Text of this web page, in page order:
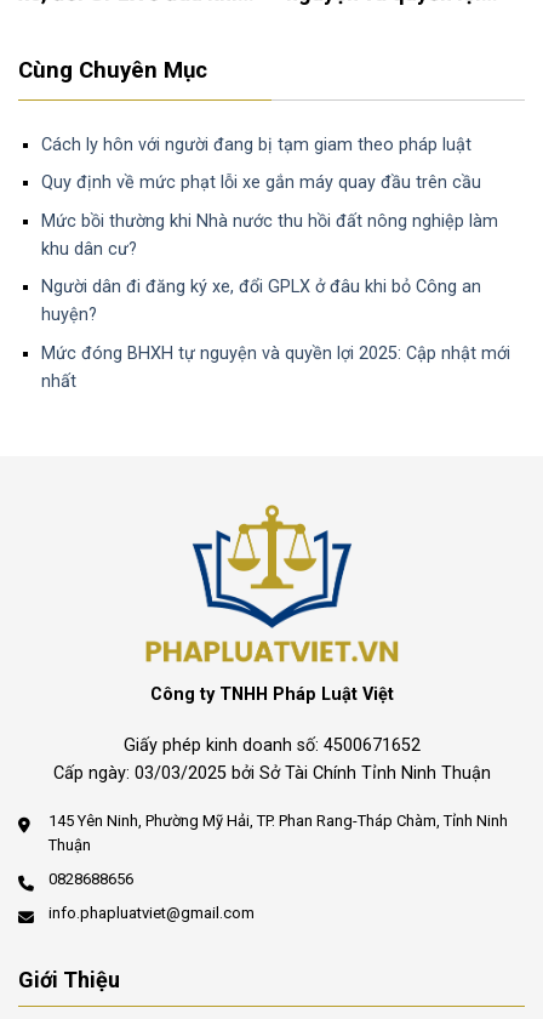
gì?
Cùng Chuyên Mục
Cách ly hôn với người đang bị tạm giam theo pháp luật
Quy định về mức phạt lỗi xe gắn máy quay đầu trên cầu
Mức bồi thường khi Nhà nước thu hồi đất nông nghiệp làm
khu dân cư?
Người dân đi đăng ký xe, đổi GPLX ở đâu khi bỏ Công an
huyện?
Mức đóng BHXH tự nguyện và quyền lợi 2025: Cập nhật mới
nhất
Công ty TNHH Pháp Luật Việt
Giấy phép kinh doanh số: 4500671652
Cấp ngày: 03/03/2025 bởi Sở Tài Chính Tỉnh Ninh Thuận
145 Yên Ninh, Phường Mỹ Hải, TP. Phan Rang-Tháp Chàm, Tỉnh Ninh
Thuận
0828688656
info.phapluatviet@gmail.com
Giới Thiệu